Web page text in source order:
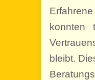
konnten
bleibt.